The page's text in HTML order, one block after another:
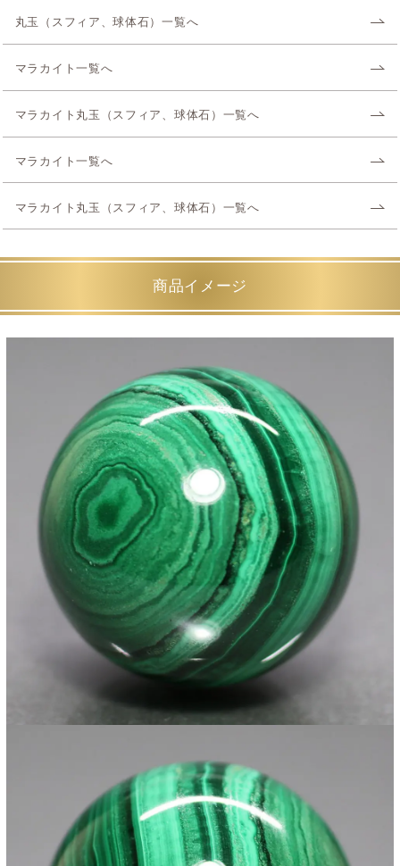
丸玉（スフィア、球体石）一覧へ
マラカイト一覧へ
マラカイト丸玉（スフィア、球体石）一覧へ
マラカイト一覧へ
マラカイト丸玉（スフィア、球体石）一覧へ
商品イメージ